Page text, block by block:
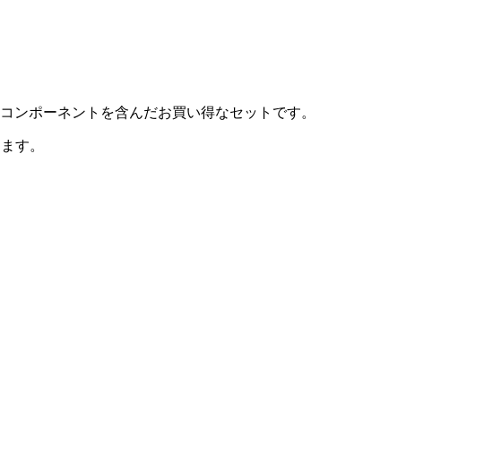
ンポーネントを含んだお買い得なセットです。
す。